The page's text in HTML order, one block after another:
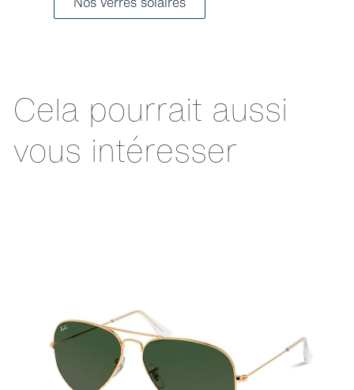
Cela pourrait aussi
vous intéresser